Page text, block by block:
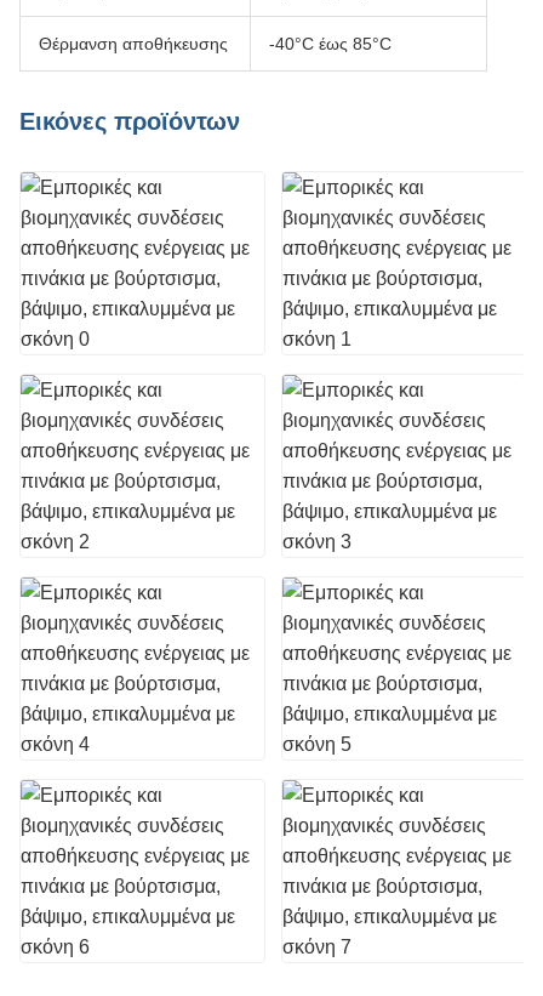
Θέρμανση αποθήκευσης -40°C έως 85°C
Εικόνες προϊόντων